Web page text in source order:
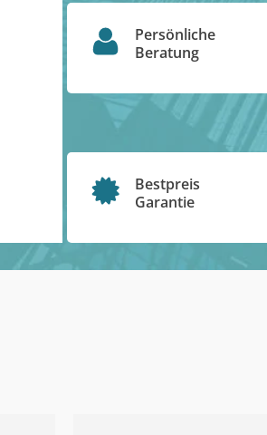
Persönliche
Beratung
Bestpreis
Garantie